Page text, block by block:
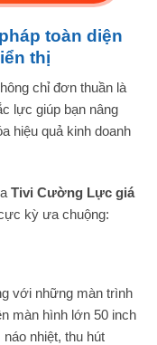
toàn diện
thị
chỉ đơn thuần là
lực giúp bạn nâng
hiệu quả kinh doanh
Tivi Cường Lực giá
kỳ ưa chuộng:
với những màn trình
màn hình lớn 50 inch
nhiệt, thu hút